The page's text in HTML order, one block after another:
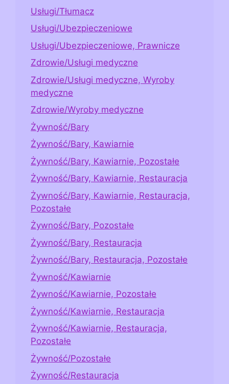
Usługi/Tłumacz
Usługi/Ubezpieczeniowe
Usługi/Ubezpieczeniowe, Prawnicze
Zdrowie/Usługi medyczne
Zdrowie/Usługi medyczne, Wyroby
medyczne
Zdrowie/Wyroby medyczne
Żywność/Bary
Żywność/Bary, Kawiarnie
Żywność/Bary, Kawiarnie, Pozostałe
Żywność/Bary, Kawiarnie, Restauracja
Żywność/Bary, Kawiarnie, Restauracja,
Pozostałe
Żywność/Bary, Pozostałe
Żywność/Bary, Restauracja
Żywność/Bary, Restauracja, Pozostałe
Żywność/Kawiarnie
Żywność/Kawiarnie, Pozostałe
Żywność/Kawiarnie, Restauracja
Żywność/Kawiarnie, Restauracja,
Pozostałe
Żywność/Pozostałe
Żywność/Restauracja